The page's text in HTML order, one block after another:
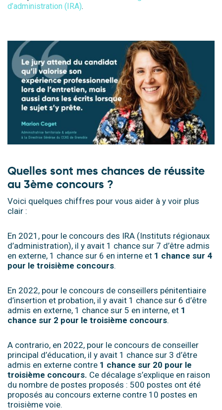
d’administration (IRA).
Quelles sont mes chances de réussite
au 3ème concours ?
Voici quelques chiffres pour vous aider à y voir plus
clair :
En 2021, pour le concours des IRA (Instituts régionaux
d’administration), il y avait 1 chance sur 7 d’être admis
en externe, 1 chance sur 6 en interne et 1 chance sur 4
pour le troisième concours.
En 2022, pour le concours de conseillers pénitentiaire
d’insertion et probation, il y avait 1 chance sur 6 d’être
admis en externe, 1 chance sur 5 en interne, et 1
chance sur 2 pour le troisième concours.
A contrario, en 2022, pour le concours de conseiller
principal d’éducation, il y avait 1 chance sur 3 d’être
admis en externe contre 1 chance sur 20 pour le
troisième concours. Ce décalage s’explique en raison
du nombre de postes proposés : 500 postes ont été
proposés au concours externe contre 10 postes en
troisième voie.